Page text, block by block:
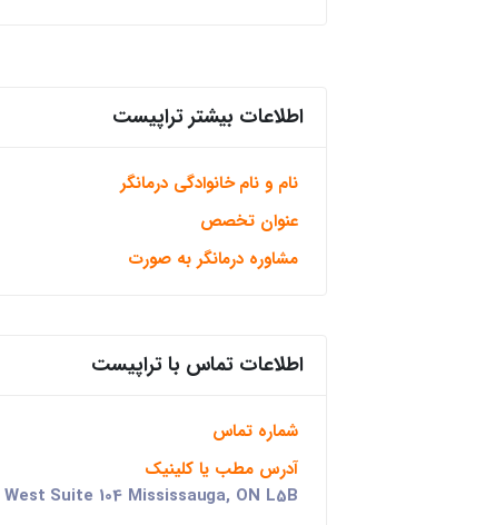
اطلاعات بیشتر تراپیست
نام و نام خانوادگی درمانگر
عنوان تخصص
مشاوره درمانگر به صورت
اطلاعات تماس با تراپیست
شماره تماس
آدرس مطب یا کلینیک
West Suite 104 Mississauga, ON L5B